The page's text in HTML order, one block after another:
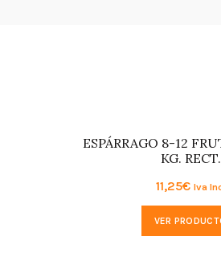
ESPÁRRAGO 8-12
KG. RECT.
11,25€ Iva
VER